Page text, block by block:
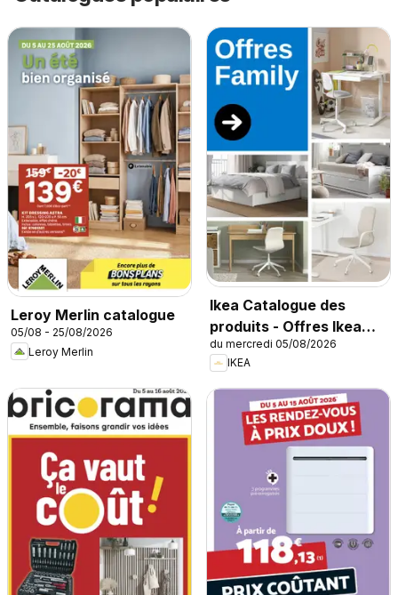
Leroy Merlin catalogue
05/08 - 25/08/2026
Leroy Merlin
Ikea Catalogue des
produits - Offres Ikea
Family
du mercredi 05/08/2026
IKEA